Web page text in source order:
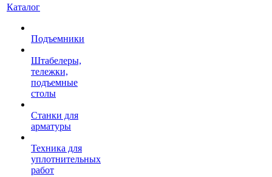
Каталог
Подъемники
Штабелеры,
тележки,
подъемные
столы
Станки для
арматуры
Техника для
уплотнительных
работ